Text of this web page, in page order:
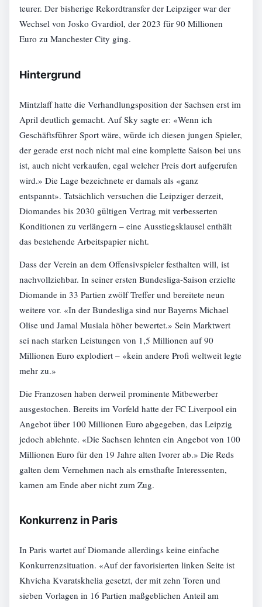
teurer. Der bisherige Rekordtransfer der Leipziger war der
Wechsel von Josko Gvardiol, der 2023 für 90 Millionen
Euro zu Manchester City ging.
Hintergrund
Mintzlaff hatte die Verhandlungsposition der Sachsen erst im
April deutlich gemacht. Auf Sky sagte er: «Wenn ich
Geschäftsführer Sport wäre, würde ich diesen jungen Spieler,
der gerade erst noch nicht mal eine komplette Saison bei uns
ist, auch nicht verkaufen, egal welcher Preis dort aufgerufen
wird.» Die Lage bezeichnete er damals als «ganz
entspannt». Tatsächlich versuchen die Leipziger derzeit,
Diomandes bis 2030 gültigen Vertrag mit verbesserten
Konditionen zu verlängern – eine Ausstiegsklausel enthält
das bestehende Arbeitspapier nicht.
Dass der Verein an dem Offensivspieler festhalten will, ist
nachvollziehbar. In seiner ersten Bundesliga-Saison erzielte
Diomande in 33 Partien zwölf Treffer und bereitete neun
weitere vor. «In der Bundesliga sind nur Bayerns Michael
Olise und Jamal Musiala höher bewertet.» Sein Marktwert
sei nach starken Leistungen von 1,5 Millionen auf 90
Millionen Euro explodiert – «kein andere Profi weltweit legte
mehr zu.»
Die Franzosen haben derweil prominente Mitbewerber
ausgestochen. Bereits im Vorfeld hatte der FC Liverpool ein
Angebot über 100 Millionen Euro abgegeben, das Leipzig
jedoch ablehnte. «Die Sachsen lehnten ein Angebot von 100
Millionen Euro für den 19 Jahre alten Ivorer ab.» Die Reds
galten dem Vernehmen nach als ernsthafte Interessenten,
kamen am Ende aber nicht zum Zug.
Konkurrenz in Paris
In Paris wartet auf Diomande allerdings keine einfache
Konkurrenzsituation. «Auf der favorisierten linken Seite ist
Khvicha Kvaratskhelia gesetzt, der mit zehn Toren und
sieben Vorlagen in 16 Partien maßgeblichen Anteil am